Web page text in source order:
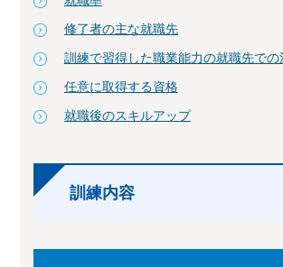
修了者の主な就職先
訓練で習得した職業能力の就職先での
任意に取得する資格
就職後のスキルアップ
訓練内容